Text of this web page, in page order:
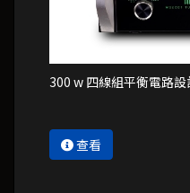
300 w 四線組平衡電路
查看